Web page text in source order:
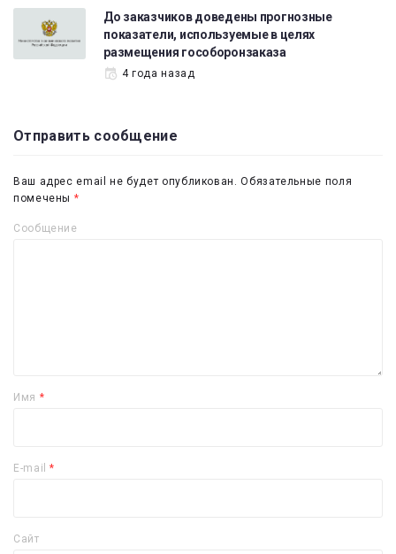
До заказчиков доведены прогнозные
показатели, используемые в целях
размещения гособоронзаказа
4 года назад
Отправить сообщение
Ваш адрес email не будет опубликован. Обязательные поля
помечены *
Сообщение
Имя *
E-mail*
Сайт